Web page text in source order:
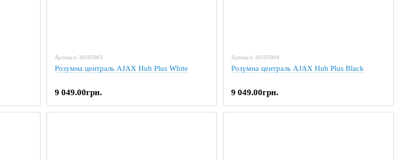
Артикул: 30105003
Розумна централь AJAX Hub Plus White
9 049.00грн.
Артикул: 30105004
Розумна централь AJAX Hub Plus Black
9 049.00грн.